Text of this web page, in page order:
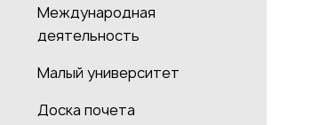
Международная
деятельность
Малый университет
Доска почета